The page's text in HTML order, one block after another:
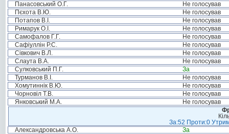
Панасовський О.Г.
Не голосував
Пєхота В.Ю.
Не голосував
Потапов В.І.
Не голосував
Римарук О.І.
Не голосував
Самофалов Г.Г.
Не голосував
Сафіуллін Р.С.
Не голосував
Сівкович В.Л.
Не голосував
Слаута В.А.
Не голосував
Сулковський П.Г.
За
Турманов В.І.
Не голосував
Хомутиннік В.Ю.
Не голосував
Чорновіл Т.В.
Не голосував
Янковський М.А.
Не голосував
За:52 Проти:0
Александровська А.О.
За